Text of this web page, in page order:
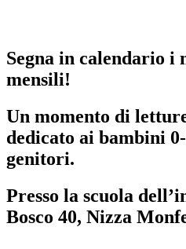
Segna in calendario i
mensili!
Un momento di
dedicato ai bambini
genitori.
Presso la scuola
Bosco 40, Nizza